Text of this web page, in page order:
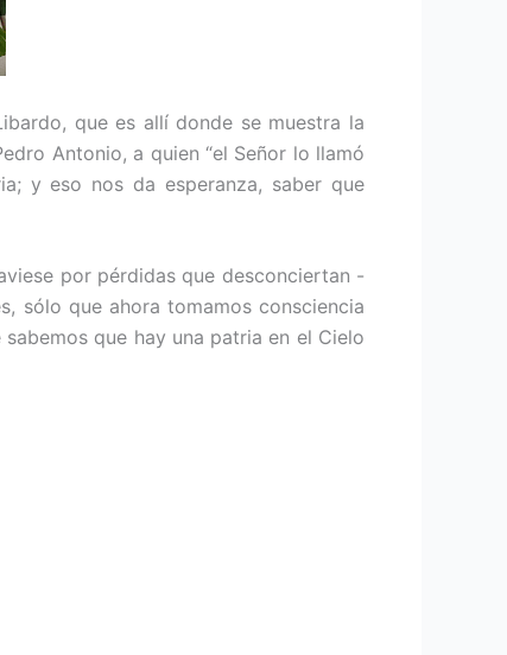
que es allí donde se muestra la
Antonio, a quien “el Señor lo llamó
y eso nos da esperanza, saber que
por pérdidas que desconciertan -
sólo que ahora tomamos consciencia
que hay una patria en el Cielo